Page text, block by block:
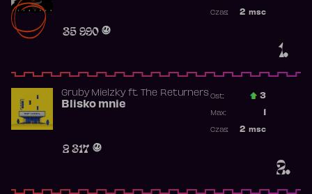
1.
35 990
2 msc
Czas:
2.
Gruby Mielzkyft. The Returners
Blisko mnie
2 317
Ost.: 3
Max:
2 msc
Czas: